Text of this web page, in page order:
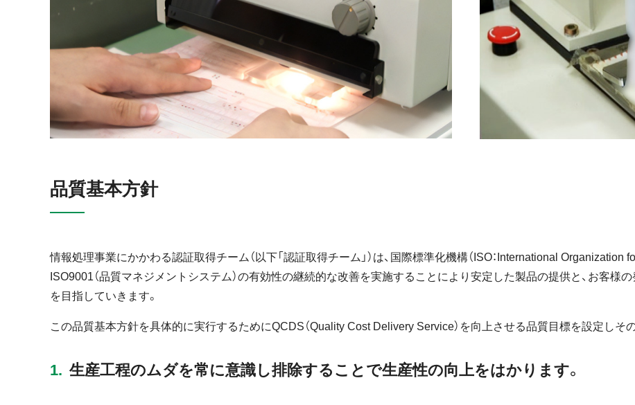
品質基本方針
情報処理事業にかかわる認証取得チーム（以下「認証取得チーム」）は、国際標準化機構（ISO：International Organization
ISO9001（品質マネジメントシステム）の有効性の継続的な改善を実施することにより安定した製品の提供と、お客様
を目指していきます。
この品質基本方針を具体的に実行するためにQCDS（Quality Cost Delivery Service）を向上させる品質目標を設定しそ
生産工程のムダを常に意識し排除することで生産性の向上をはかります。